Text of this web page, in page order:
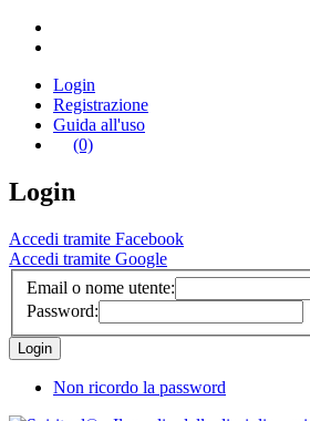
Login
Registrazione
Guida all'uso
(0)
Login
Accedi tramite Facebook
Accedi tramite Google
Email o nome utente:
Password:
Non ricordo la password